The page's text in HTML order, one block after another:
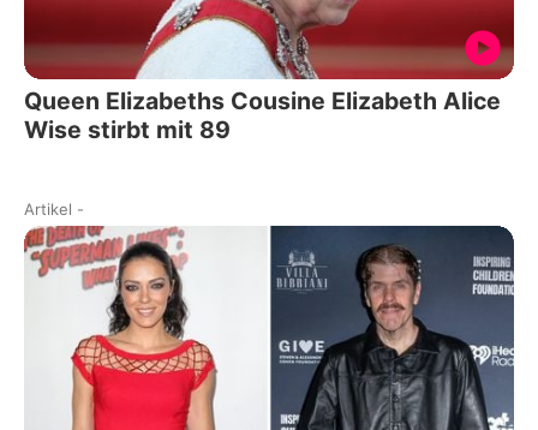
Queen Elizabeths Cousine Elizabeth Alice
Wise stirbt mit 89
Artikel -